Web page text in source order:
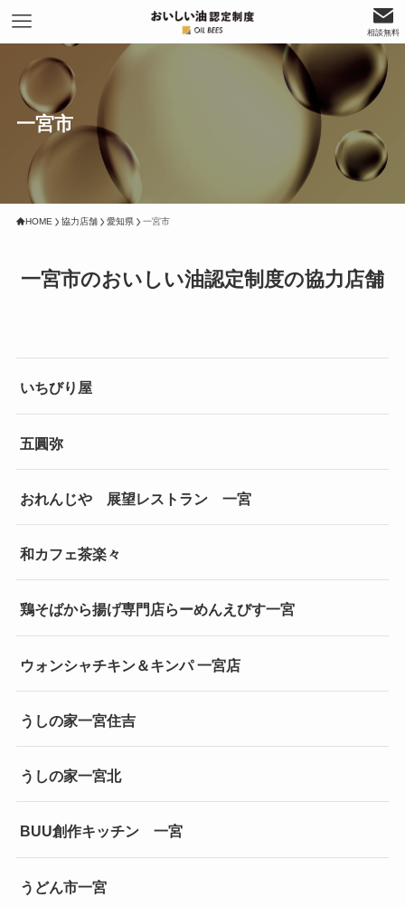
相談無料
一宮市
HOME 協力店舗 愛知県 一宮市
一宮市のおいしい油認定制度の協力店舗
いちびり屋
五圓弥
おれんじや 展望レストラン 一宮
和カフェ茶楽々
鶏そばから揚げ専門店らーめんえびす一宮
ウォンシャチキン＆キンパ 一宮店
うしの家一宮住吉
うしの家一宮北
BUU創作キッチン 一宮
うどん市一宮